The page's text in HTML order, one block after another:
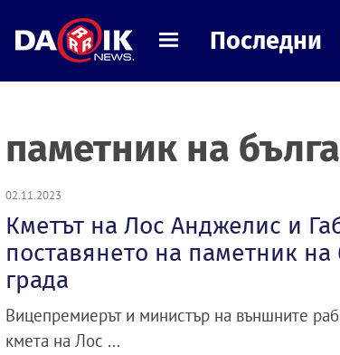
Последни
паметник на
02.11.2023
Кметът на Лос Анджелис и
поставянето на паметник на
града
Вицепремиерът и министър на външните
кмета на Лос ...